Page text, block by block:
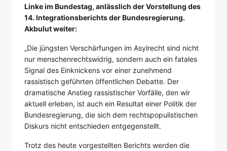
Linke im Bundestag, anlässlich der Vorstellung des
14. Integrationsberichts der Bundesregierung.
Akbulut weiter:
„Die jüngsten Verschärfungen im Asylrecht sind nicht
nur menschenrechtswidrig, sondern auch ein fatales
Signal des Einknickens vor einer zunehmend
rassistisch geführten öffentlichen Debatte. Der
dramatische Anstieg rassistischer Vorfälle, den wir
aktuell erleben, ist auch ein Resultat einer Politik der
Bundesregierung, die sich dem rechtspopulistischen
Diskurs nicht entschieden entgegenstellt.
Trotz des heute vorgestellten Berichts werden die